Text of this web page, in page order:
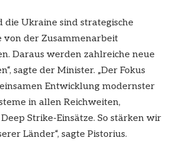
die Ukraine sind strategische
von der Zusammenarbeit
Daraus werden zahlreiche neue
sagte der Minister. „Der Fokus
Entwicklung modernster
in allen Reichweiten,
Strike-Einsätze. So stärken wir
Länder“, sagte Pistorius.